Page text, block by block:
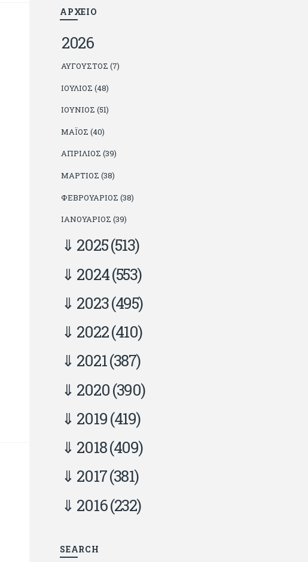
κλείσει εικοσαετία) και στη Sportday. Επαίρεται
ότι λίγοι έχουν δει περισσότερο ποδόσφαιρο
γιατί είναι μέλος της γενιάς που απόλαυσε τους
μεγαλύτερους σε όλα τα σπορ. Δεν είναι
παντρεμένος, αλλά θαυμάζει όσους βρίσκουν το
κουράγιο να το κάνουν. Αντίθετα από πολλούς
φίλους του δεν πληρώνει διατροφές. Ελπίζει ότι
δεν έχει παιδιά. Απειλεί ότι θα γράφει όσο
υπάρχουν άνθρωποι που τον διαβάζουν, είτε
συμφωνώντας είτε διαφωνώντας.
ΑΡΧΕΙΟ
2026
ΑΎΓΟΥΣΤΟΣ (7)
ΙΟΎΛΙΟΣ (48)
ΙΟΎΝΙΟΣ (51)
ΜΆΙΟΣ (40)
ΑΠΡΊΛΙΟΣ (39)
ΜΆΡΤΙΟΣ (38)
ΦΕΒΡΟΥΆΡΙΟΣ (38)
ΙΑΝΟΥΆΡΙΟΣ (39)
2025(513)
2024(553)
2023(495)
2022(410)
2021(387)
2020(390)
2019(419)
2018(409)
2017(381)
2016(232)
SEARCH